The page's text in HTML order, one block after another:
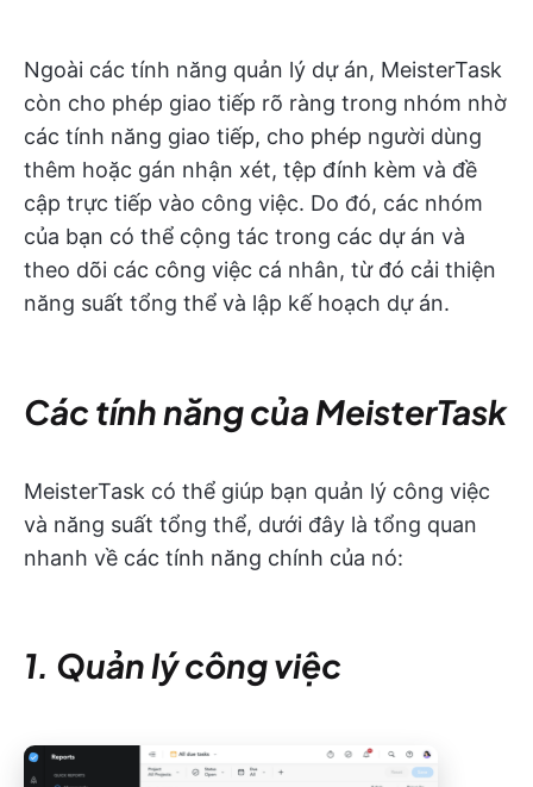
Ngoài các tính năng quản lý dự án, MeisterTask
còn cho phép giao tiếp rõ ràng trong nhóm nhờ
các tính năng giao tiếp, cho phép người dùng
thêm hoặc gán nhận xét, tệp đính kèm và đề
cập trực tiếp vào công việc. Do đó, các nhóm
của bạn có thể cộng tác trong các dự án và
theo dõi các công việc cá nhân, từ đó cải thiện
năng suất tổng thể và lập kế hoạch dự án.
Các tính năng của MeisterTask
MeisterTask có thể giúp bạn quản lý công việc
và năng suất tổng thể, dưới đây là tổng quan
nhanh về các tính năng chính của nó:
1. Quản lý công việc